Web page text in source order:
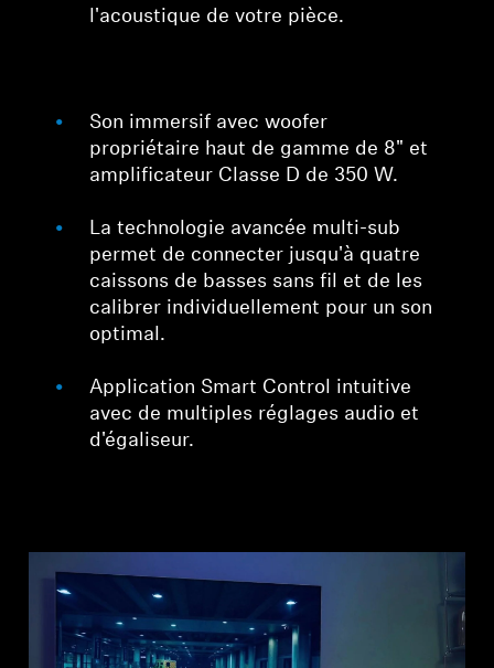
l'acoustique de votre pièce.
Son immersif avec woofer
propriétaire haut de gamme de 8" et
amplificateur Classe D de 350 W.
La technologie avancée multi-sub
permet de connecter jusqu'à quatre
caissons de basses sans fil et de les
calibrer individuellement pour un son
optimal.
Application Smart Control intuitive
avec de multiples réglages audio et
d'égaliseur.